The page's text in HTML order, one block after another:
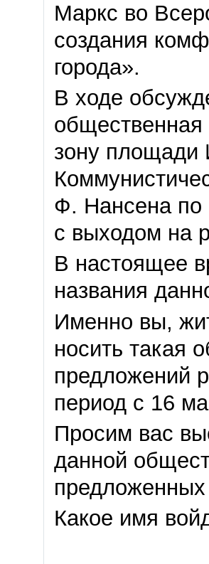
Маркс во
создания
города».
В ходе
зону площади
Ф. Нансена по
с выходом на
В настоящее
названия
Именно вы,
носить такая
предложений
период с 16
Просим вас
данной
предложенных
Какое имя